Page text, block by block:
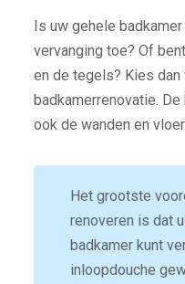
Is uw gehele
vervanging toe? Of
en de tegels? Kies
badkamerrenovatie.
ook de wanden en vloer.
Het grootste
renoveren is dat
badkamer kunt
inloopdouche